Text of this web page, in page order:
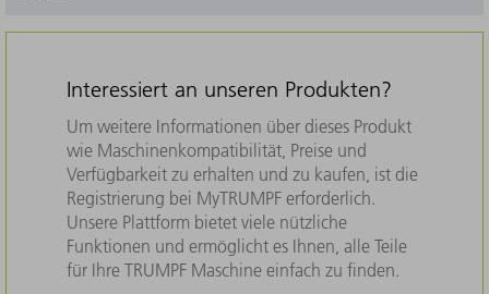
Interessiert an unseren Produkten?
Um weitere Informationen über dieses Produkt
wie Maschinenkompatibilität, Preise und
Verfügbarkeit zu erhalten und zu kaufen, ist die
Registrierung bei MyTRUMPF erforderlich.
Unsere Plattform bietet viele nützliche
Funktionen und ermöglicht es Ihnen, alle Teile
für Ihre TRUMPF Maschine einfach zu finden.